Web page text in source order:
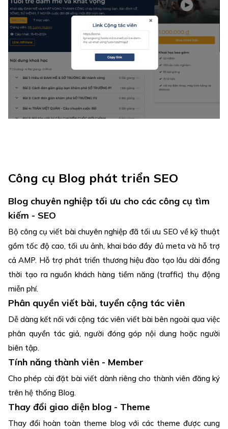
Công cụ Blog phát triển SEO
Blog chuyên nghiệp tối ưu cho các công cụ tìm
kiếm - SEO
Bộ công cụ viết bài chuyên nghiệp đã tối ưu SEO về kỹ thuật
gồm tốc độ cao, tối ưu ảnh, khai báo đầy đủ meta và hỗ trợ
cả AMP. Hỗ trợ phát triển thương hiệu đào tạo lâu dài đồng
thời tạo ra nguồn khách hàng tiềm năng (traffic) thụ động
miễn phí.
Phân quyền viết bài, tuyển cộng tác viên
Dễ dàng kết nối với cộng tác viên viết bài bên ngoài qua việc
phân quyền tác giả, người đóng góp nội dung hoặc người
biên tập.
Tính năng thành viên - Member
Cho phép cài đặt bài viết dành riêng cho thành viên đăng ký
trên hệ thống Blog.
Thay đổi giao diện blog - Theme
Thay đổi hoàn toàn theme blog với các theme được cung